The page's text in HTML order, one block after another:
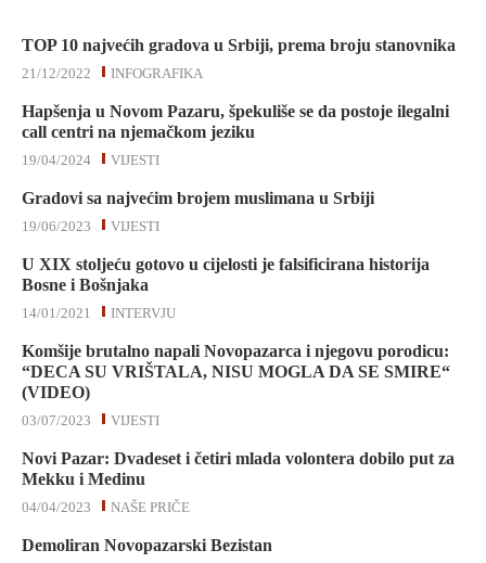
TOP 10 najvećih gradova u Srbiji, prema broju stanovnika
INFOGRAFIKA
21/12/2022
Hapšenja u Novom Pazaru, špekuliše se da postoje ilegalni
call centri na njemačkom jeziku
VIJESTI
19/04/2024
Gradovi sa najvećim brojem muslimana u Srbiji
VIJESTI
19/06/2023
U XIX stoljeću gotovo u cijelosti je falsificirana historija
Bosne i Bošnjaka
INTERVJU
14/01/2021
Komšije brutalno napali Novopazarca i njegovu porodicu:
“DECA SU VRIŠTALA, NISU MOGLA DA SE SMIRE“
(VIDEO)
VIJESTI
03/07/2023
Novi Pazar: Dvadeset i četiri mlada volontera dobilo put za
Mekku i Medinu
NAŠE PRIČE
04/04/2023
Demoliran Novopazarski Bezistan